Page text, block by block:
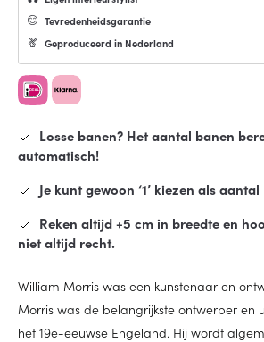
Tevredenheidsgarantie
Geproduceerd in Nederland
Losse banen? Het aantal banen
automatisch!
Je kunt gewoon ‘1’ kiezen als aantal
Reken altijd +5 cm in breedte en
niet altijd recht.
William Morris was een kunstenaar en
Morris was de belangrijkste ontwerper en
het 19e-eeuwse Engeland. Hij wordt